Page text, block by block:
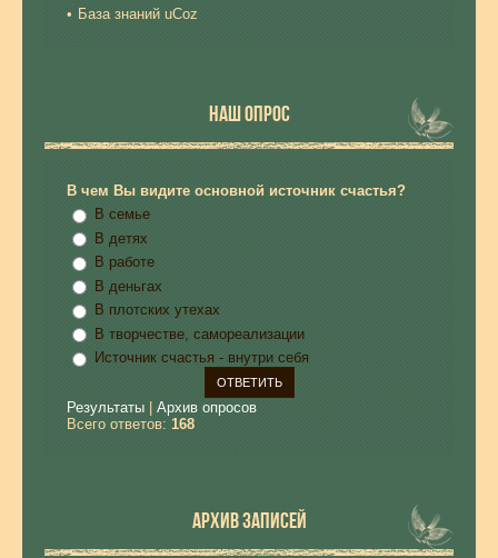
База знаний uCoz
НАШ ОПРОС
В чем Вы видите основной источник счастья?
В семье
В детях
В работе
В деньгах
В плотских утехах
В творчестве, самореализации
Источник счастья - внутри себя
Результаты
Архив опросов
Всего ответов: 168
АРХИВ ЗАПИСЕЙ